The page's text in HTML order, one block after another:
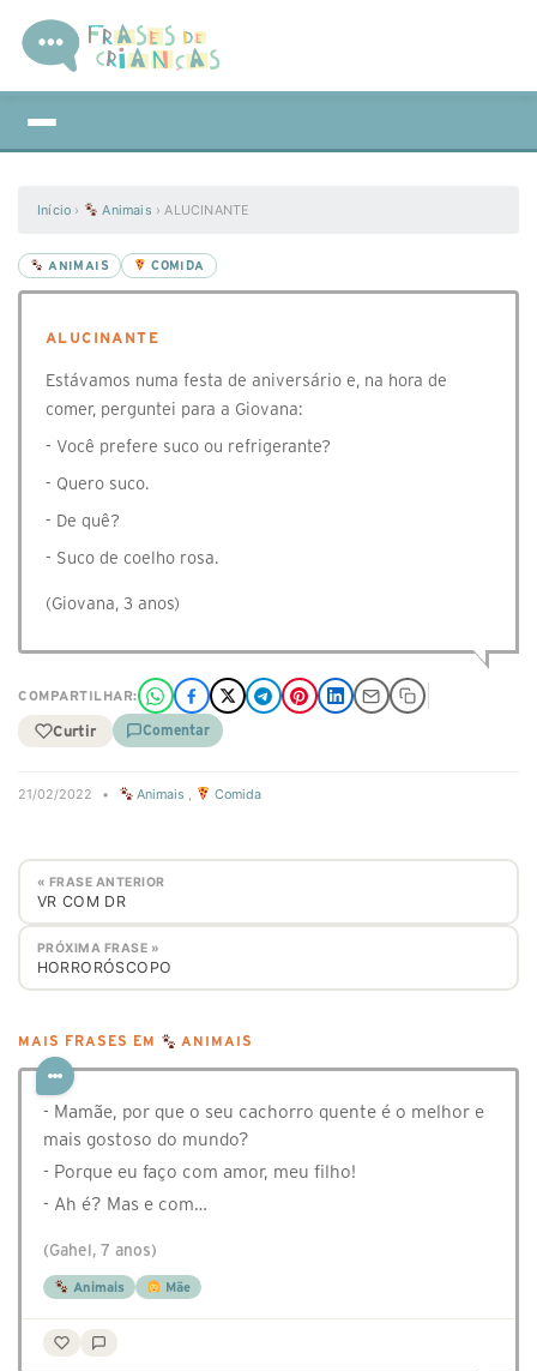
Início › Animais ›ALUCINANTE
ANIMAIS COMIDA
ALUCINANTE
Estávamos numa festa de aniversário e, na hora de
comer, perguntei para a Giovana:
- Você prefere suco ou refrigerante?
- Quero suco.
- De quê?
- Suco de coelho rosa.
(Giovana, 3 anos)
COMPARTILHAR:
Curtir Comentar
21/02/2022 • Animais , Comida
« FRASE ANTERIOR
VR COM DR
PRÓXIMA FRASE »
HORRORÓSCOPO
MAIS FRASES EM ANIMAIS
- Mamãe, por que o seu cachorro quente é o melhor e
mais gostoso do mundo?
- Porque eu faço com amor, meu filho!
- Ah é? Mas e com…
(Gahel, 7 anos)
Animais Mãe